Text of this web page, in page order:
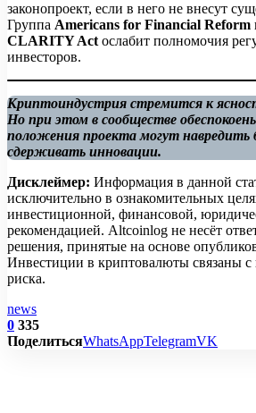
законопроект, если в него не внесут
Группа Americans for Financial Reform
CLARITY Act ослабит полномочия
инвесторов.
Криптоиндустрия стремится к
Но при этом в сообществе
положения проекта могут навредить
сдерживать инновации.
Дисклеймер: Информация в данной
исключительно в ознакомительных
инвестиционной, финансовой,
рекомендацией. Altcoinlog не несёт
решения, принятые на основе
Инвестиции в криптовалюты связаны
риска.
news
0 335
ПоделитьсяWhatsAppTelegramVK